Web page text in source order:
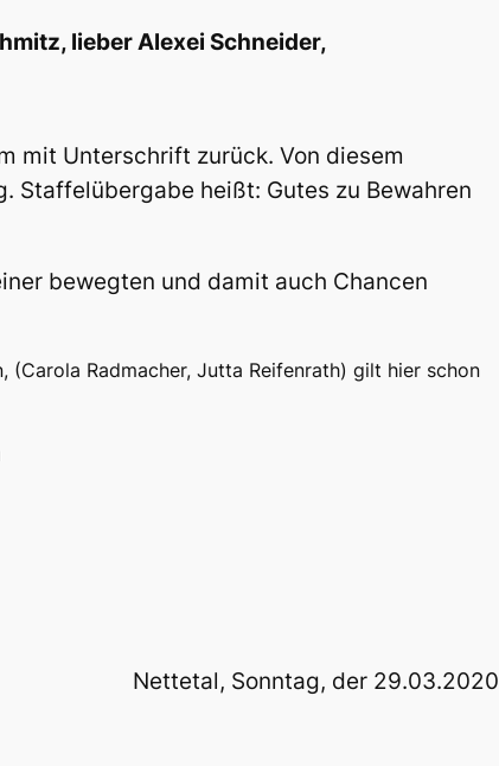
lieber Alexei Schneider,
mit Unterschrift zurück. Von diesem
Staffelübergabe heißt: Gutes zu Bewahren
bewegten und damit auch Chancen
Radmacher, Jutta Reifenrath) gilt hier schon
Nettetal, Sonntag, der 29.03.2020